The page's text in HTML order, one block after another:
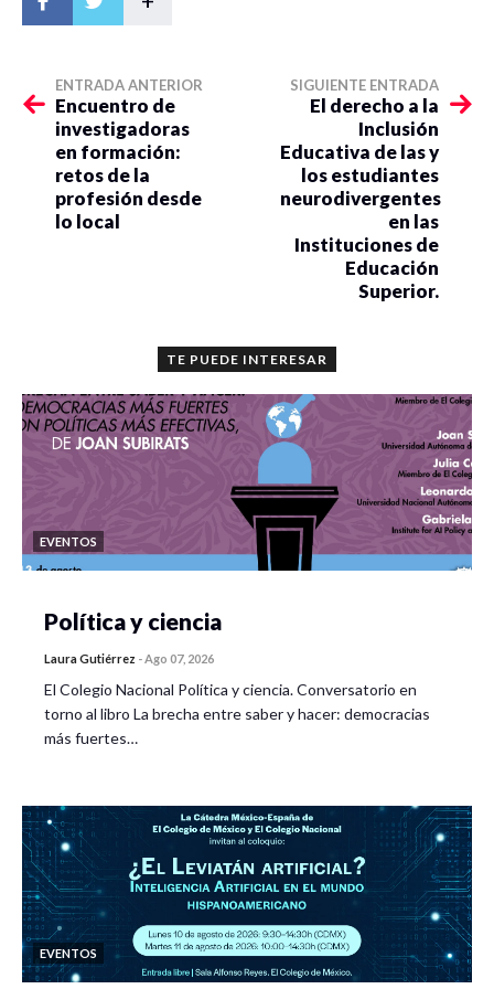
ENTRADA ANTERIOR
Encuentro de
investigadoras
en formación:
retos de la
profesión desde
lo local
SIGUIENTE ENTRADA
El derecho a la
Inclusión
Educativa de las y
los estudiantes
neurodivergentes
en las
Instituciones de
Educación
Superior.
TE PUEDE INTERESAR
EVENTOS
Política y ciencia
Laura Gutiérrez -Ago 07, 2026
El Colegio Nacional Política y ciencia. Conversatorio en
torno al libro La brecha entre saber y hacer: democracias
más fuertes…
EVENTOS